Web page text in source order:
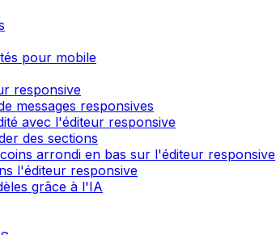
pour mobile
responsive
messages responsives
avec l'éditeur responsive
des sections
arrondi en bas sur l'éditeur responsive
l'éditeur responsive
grâce à l'IA